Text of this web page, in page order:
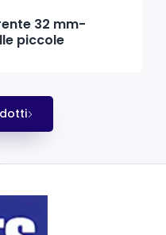
32 mm-
piccole